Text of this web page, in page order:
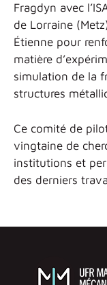
Fragdyn avec
de Lorraine
Étienne pour
matière
simulation de la
structures
Ce comité de
vingtaine de
institutions et
des derniers